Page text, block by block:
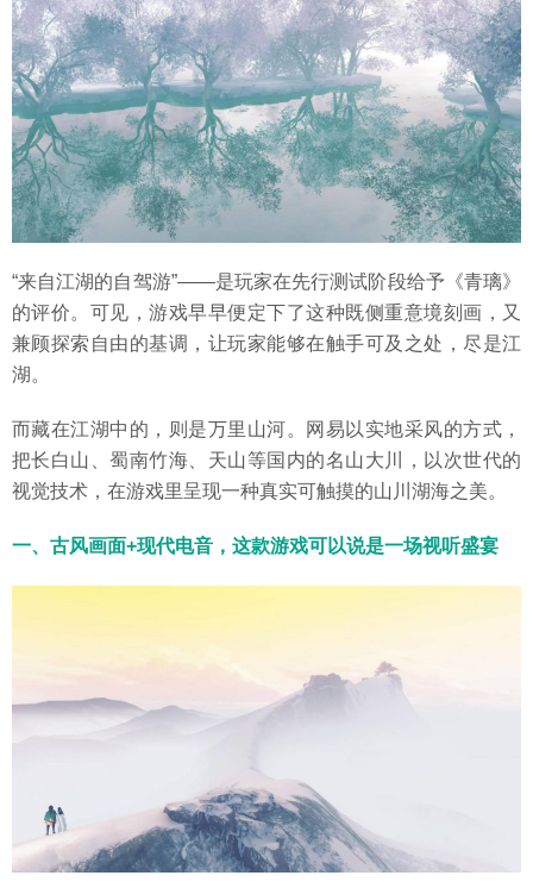
“来自江湖的自驾游”——是玩家在先行测试阶段给予《青璃》
的评价。可见，游戏早早便定下了这种既侧重意境刻画，又
兼顾探索自由的基调，让玩家能够在触手可及之处，尽是江
湖。
而藏在江湖中的，则是万里山河。网易以实地采风的方式，
把长白山、蜀南竹海、天山等国内的名山大川，以次世代的
视觉技术，在游戏里呈现一种真实可触摸的山川湖海之美。
一、古风画面+现代电音，这款游戏可以说是一场视听盛宴